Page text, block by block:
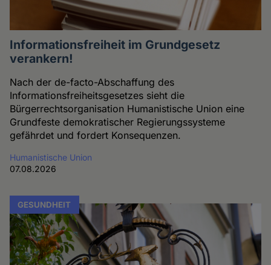
Informationsfreiheit im Grundgesetz
verankern!
Nach der de-facto-Abschaffung des
Informationsfreiheitsgesetzes sieht die
Bürgerrechtsorganisation Humanistische Union eine
Grundfeste demokratischer Regierungssysteme
gefährdet und fordert Konsequenzen.
Humanistische Union
07.08.2026
GESUNDHEIT